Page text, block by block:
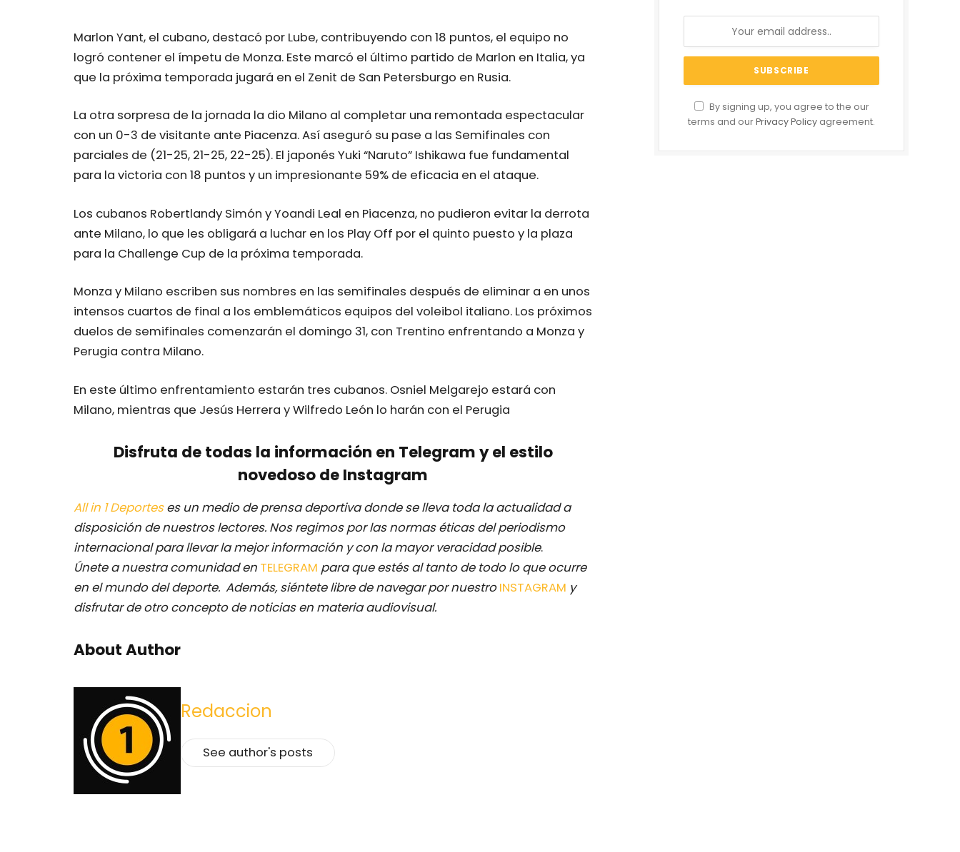
Marlon Yant, el cubano, destacó por Lube, contribuyendo con 18 puntos, el equipo no
logró contener el ímpetu de Monza. Este marcó el último partido de Marlon en Italia, ya
que la próxima temporada jugará en el Zenit de San Petersburgo en Rusia.
La otra sorpresa de la jornada la dio Milano al completar una remontada espectacular
con un 0-3 de visitante ante Piacenza. Así aseguró su pase a las Semifinales con
parciales de (21-25, 21-25, 22-25). El japonés Yuki “Naruto” Ishikawa fue fundamental
para la victoria con 18 puntos y un impresionante 59% de eficacia en el ataque.
Los cubanos Robertlandy Simón y Yoandi Leal en Piacenza, no pudieron evitar la derrota
ante Milano, lo que les obligará a luchar en los Play Off por el quinto puesto y la plaza
para la Challenge Cup de la próxima temporada.
Monza y Milano escriben sus nombres en las semifinales después de eliminar a en unos
intensos cuartos de final a los emblemáticos equipos del voleibol italiano. Los próximos
duelos de semifinales comenzarán el domingo 31, con Trentino enfrentando a Monza y
Perugia contra Milano.
En este último enfrentamiento estarán tres cubanos. Osniel Melgarejo estará con
Milano, mientras que Jesús Herrera y Wilfredo León lo harán con el Perugia
Disfruta de todas la información en Telegram y el estilo
novedoso de Instagram
All in 1 Deporteses un medio de prensa deportiva donde se lleva toda la actualidad a
disposición de nuestros lectores. Nos regimos por las normas éticas del periodismo
internacional para llevar la mejor información y con la mayor veracidad posible.
Únete a nuestra comunidad en TELEGRAM para que estés al tanto de todo lo que ocurre
en el mundo del deporte. Además, siéntete libre de navegar por nuestro INSTAGRAM y
disfrutar de otro concepto de noticias en materia audiovisual.
About Author
Redaccion
See author's posts
By signing up, you agree to the our
terms and ourPrivacy Policy agreement.